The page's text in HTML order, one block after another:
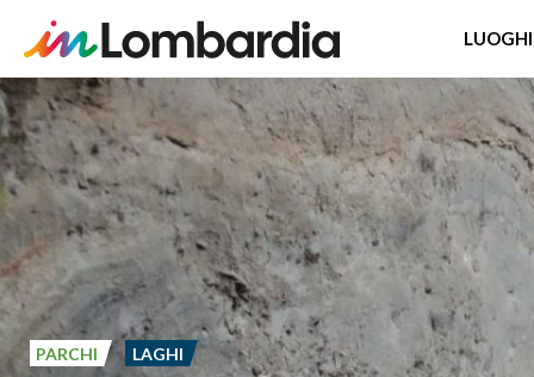
Salta
al
contenuto
principale
LUOGHI
PARCHI LAGHI